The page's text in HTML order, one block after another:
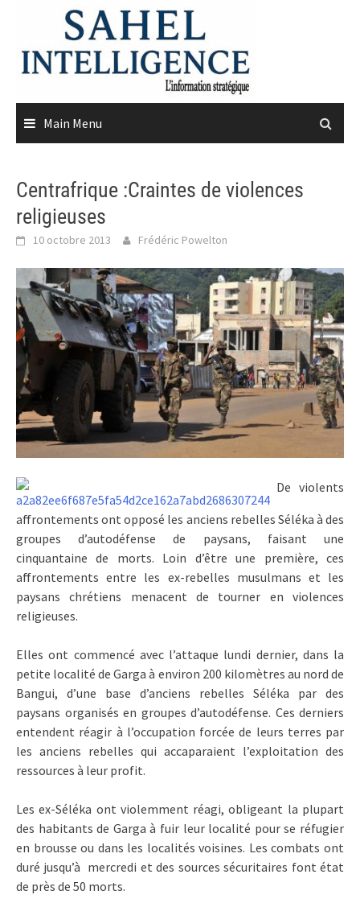
content
Main Menu
Centrafrique :Craintes de violences
religieuses
10 octobre 2013 Frédéric Powelton
De violents
affrontements ont opposé les anciens rebelles Séléka à des
groupes d’autodéfense de paysans, faisant une
cinquantaine de morts. Loin d’être une première, ces
affrontements entre les ex-rebelles musulmans et les
paysans chrétiens menacent de tourner en violences
religieuses.
Elles ont commencé avec l’attaque lundi dernier, dans la
petite localité de Garga à environ 200 kilomètres au nord de
Bangui, d’une base d’anciens rebelles Séléka par des
paysans organisés en groupes d’autodéfense. Ces derniers
entendent réagir à l’occupation forcée de leurs terres par
les anciens rebelles qui accaparaient l’exploitation des
ressources à leur profit.
Les ex-Séléka ont violemment réagi, obligeant la plupart
des habitants de Garga à fuir leur localité pour se réfugier
en brousse ou dans les localités voisines. Les combats ont
duré jusqu’à mercredi et des sources sécuritaires font état
de près de 50 morts.